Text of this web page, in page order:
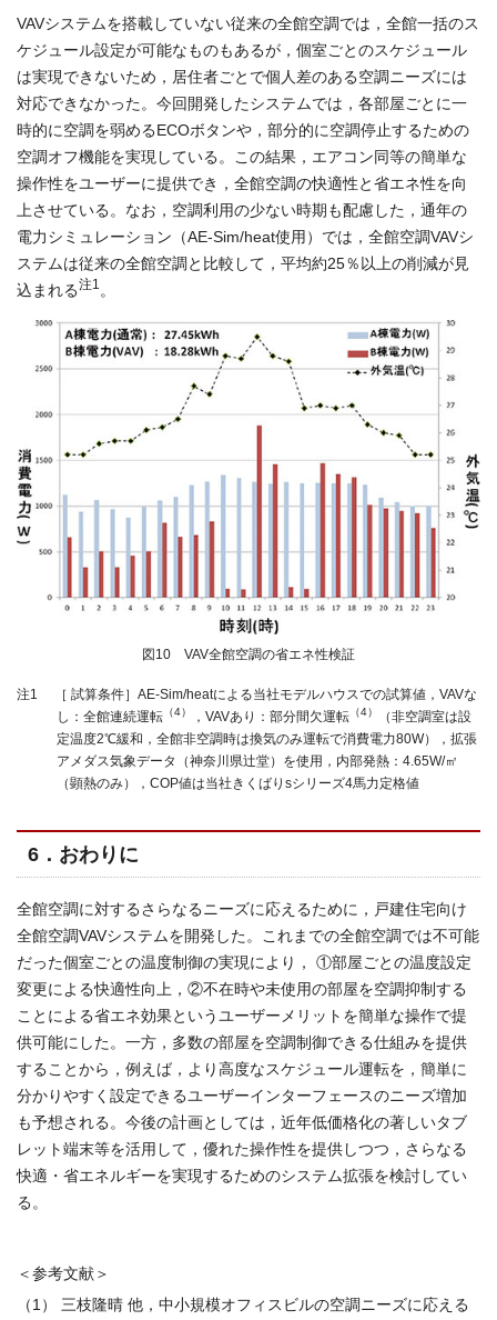
VAVシステムを搭載していない従来の全館空調では，全館一括のス
ケジュール設定が可能なものもあるが，個室ごとのスケジュール
は実現できないため，居住者ごとで個人差のある空調ニーズには
対応できなかった。今回開発したシステムでは，各部屋ごとに一
時的に空調を弱めるECOボタンや，部分的に空調停止するための
空調オフ機能を実現している。この結果，エアコン同等の簡単な
操作性をユーザーに提供でき，全館空調の快適性と省エネ性を向
上させている。なお，空調利用の少ない時期も配慮した，通年の
電力シミュレーション（AE-Sim/heat使用）では，全館空調VAVシ
ステムは従来の全館空調と比較して，平均約25％以上の削減が見
込まれる注1。
図10 VAV全館空調の省エネ性検証
注1 ［ 試算条件］AE-Sim/heatによる当社モデルハウスでの試算値，VAVな
し：全館連続運転 （4） ，VAVあり：部分間欠運転 （4）
（非空調室は設
定温度2℃緩和，全館非空調時は換気のみ運転で消費電力80W），拡張
アメダス気象データ（神奈川県辻堂）を使用，内部発熱：4.65W/㎡
（顕熱のみ），COP値は当社きくばりsシリーズ4馬力定格値
6．おわりに
全館空調に対するさらなるニーズに応えるために，戸建住宅向け
全館空調VAVシステムを開発した。これまでの全館空調では不可能
だった個室ごとの温度制御の実現により， ①部屋ごとの温度設定
変更による快適性向上，②不在時や未使用の部屋を空調抑制する
ことによる省エネ効果というユーザーメリットを簡単な操作で提
供可能にした。一方，多数の部屋を空調制御できる仕組みを提供
することから，例えば，より高度なスケジュール運転を，簡単に
分かりやすく設定できるユーザーインターフェースのニーズ増加
も予想される。今後の計画としては，近年低価格化の著しいタブ
レット端末等を活用して，優れた操作性を提供しつつ，さらなる
快適・省エネルギーを実現するためのシステム拡張を検討してい
る。
＜参考文献＞
（1） 三枝隆晴 他，中小規模オフィスビルの空調ニーズに応える